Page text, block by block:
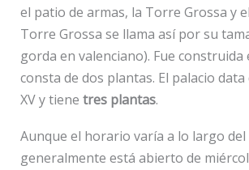
el patio de armas, la Torre Grossa y
Torre Grossa se llama así por su
gorda en valenciano). Fue construida
consta de dos plantas. El palacio data
XV y tiene tres plantas.
Aunque el horario varía a lo largo del
generalmente está abierto de